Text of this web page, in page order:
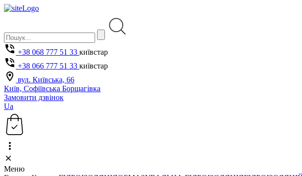
+38 068 777 51 33 київстар
+38 066 777 51 33 київстар
вул. Київська, 66
Київ, Софіївська Борщагівка
Замовити дзвінок
Ua
Меню